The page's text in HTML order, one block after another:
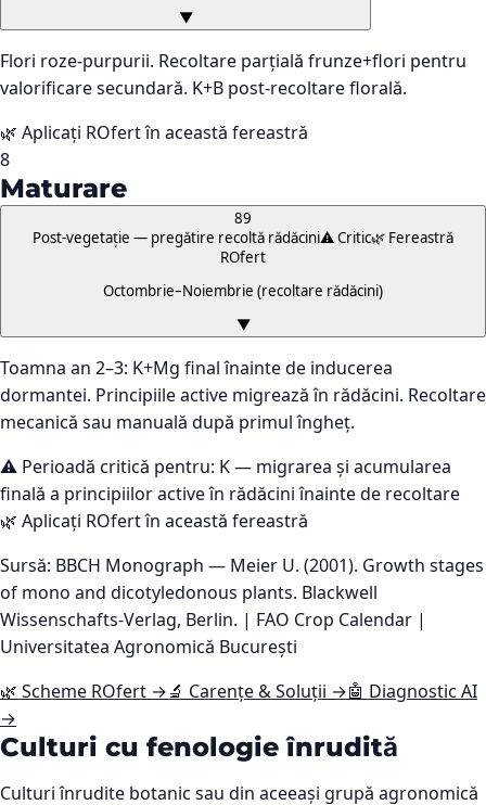
▼
Flori roze-purpurii. Recoltare parțială frunze+flori pentru
valorificare secundară. K+B post-recoltare florală.
🌿 Aplicați ROfert în această fereastră
8
Maturare
89
Post-vegetație — pregătire recoltă rădăcini⚠️ Critic🌿 Fereastră
ROfert
Octombrie–Noiembrie (recoltare rădăcini)
▼
Toamna an 2–3: K+Mg final înainte de inducerea
dormantei. Principiile active migrează în rădăcini. Recoltare
mecanică sau manuală după primul îngheț.
⚠️ Perioadă critică pentru: K — migrarea și acumularea
finală a principiilor active în rădăcini înainte de recoltare
🌿 Aplicați ROfert în această fereastră
Sursă: BBCH Monograph — Meier U. (2001). Growth stages
of mono and dicotyledonous plants. Blackwell
Wissenschafts-Verlag, Berlin. | FAO Crop Calendar |
Universitatea Agronomică București
🌿 Scheme ROfert →🔬 Carențe & Soluții →🤖 Diagnostic AI
→
Culturi cu fenologie înrudită
Culturi înrudite botanic sau din aceeași grupă agronomică